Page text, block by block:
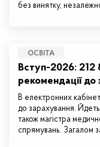
без винятку,
ОСВІТА
Вступ-2026: 212
рекомендації до
В електронних
до зарахування.
також магістра
спрямувань. Загалом